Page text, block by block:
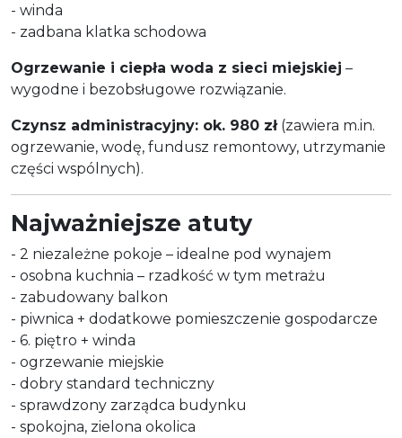
- winda
- zadbana klatka schodowa
Ogrzewanie i ciepła woda z sieci miejskiej –
wygodne i bezobsługowe rozwiązanie.
Czynsz administracyjny: ok. 980 zł(zawiera m.in.
ogrzewanie, wodę, fundusz remontowy, utrzymanie
części wspólnych).
Najważniejsze atuty
- 2 niezależne pokoje – idealne pod wynajem
- osobna kuchnia – rzadkość w tym metrażu
- zabudowany balkon
- piwnica + dodatkowe pomieszczenie gospodarcze
- 6. piętro + winda
- ogrzewanie miejskie
- dobry standard techniczny
- sprawdzony zarządca budynku
- spokojna, zielona okolica